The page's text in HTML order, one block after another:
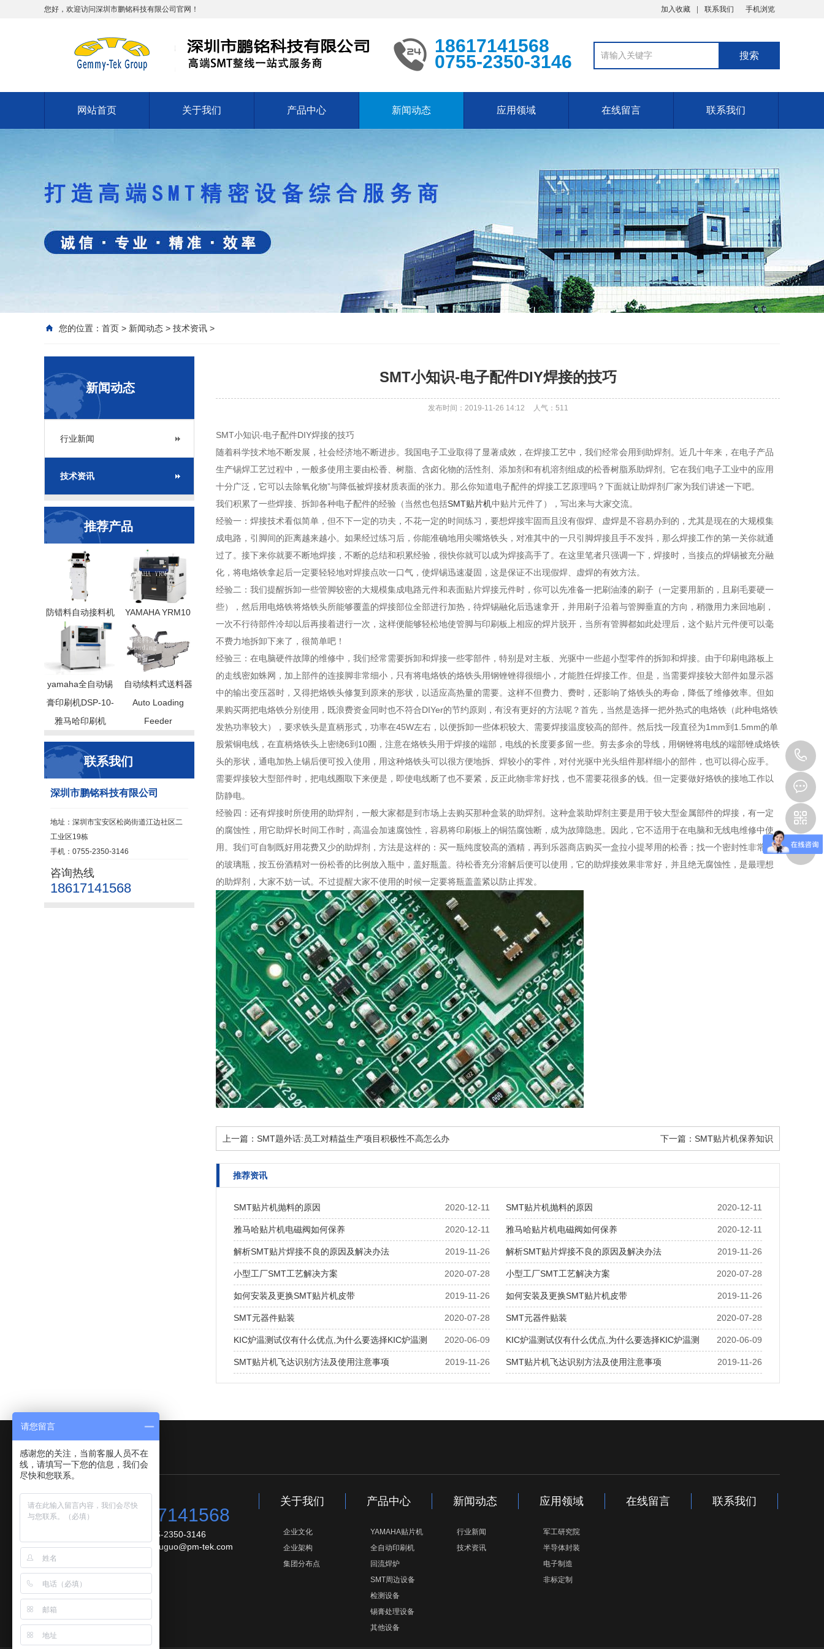
您好，欢迎访问深圳市鹏铭科技有限公司官网！ 加入收藏 联系我们 手机浏览
18617141568
0755-2350-3146
网站首页 关于我们 产品中心 新闻动态 应用领域 在线留言 联系我们
您的位置： 首页 > 新闻动态 > 技术资讯 >
新闻动态
行业新闻
技术资讯
推荐产品
防错料自动接料机 YAMAHA YRM10
yamaha全自动锡
膏印刷机DSP-10-
雅马哈印刷机
自动续料式送料器
Auto Loading
Feeder
联系我们
深圳市鹏铭科技有限公司
地址：深圳市宝安区松岗街道江边社区二
工业区19栋
手机：0755-2350-3146
咨询热线
18617141568
SMT小知识-电子配件DIY焊接的技巧
发布时间：2019-11-26 14:12 人气： 511
SMT小知识-电子配件DIY焊接的技巧
随着科学技术地不断发展，社会经济地不断进步。我国电子工业取得了显著成效，在焊接工艺中，我们经常会用到助焊剂。近几十年来，在电子产品
生产锡焊工艺过程中，一般多使用主要由松香、树脂、含卤化物的活性剂、添加剂和有机溶剂组成的松香树脂系助焊剂。它在我们电子工业中的应用
十分广泛，它可以去除氧化物”与降低被焊接材质表面的张力。那么你知道电子配件的焊接工艺原理吗？下面就让助焊剂厂家为我们讲述一下吧。
我们积累了一些焊接、拆卸各种电子配件的经验（当然也包括SMT贴片机中贴片元件了），写出来与大家交流。
经验一：焊接技术看似简单，但不下一定的功夫，不花一定的时间练习，要想焊接牢固而且没有假焊、虚焊是不容易办到的，尤其是现在的大规模集
成电路，引脚间的距离越来越小。如果经过练习后，你能准确地用尖嘴烙铁头，对准其中的一只引脚焊接且手不发抖，那么焊接工作的第一关你就通
过了。接下来你就要不断地焊接，不断的总结和积累经验，很快你就可以成为焊接高手了。在这里笔者只强调一下，焊接时，当接点的焊锡被充分融
化，将电烙铁拿起后一定要轻轻地对焊接点吹一口气，使焊锡迅速凝固，这是保证不出现假焊、虚焊的有效方法。
经验二：我们提醒拆卸一些管脚较密的大规模集成电路元件和表面贴片焊接元件时，你可以先准备一把刷油漆的刷子（一定要用新的，且刷毛要硬一
些），然后用电烙铁将烙铁头所能够覆盖的焊接部位全部进行加热，待焊锡融化后迅速拿开，并用刷子沿着与管脚垂直的方向，稍微用力来回地刷，
一次不行待部件冷却以后再接着进行一次，这样便能够轻松地使管脚与印刷板上相应的焊片脱开，当所有管脚都如此处理后，这个贴片元件便可以毫
不费力地拆卸下来了，很简单吧！
经验三：在电脑硬件故障的维修中，我们经常需要拆卸和焊接一些零部件，特别是对主板、光驱中一些超小型零件的拆卸和焊接。由于印刷电路板上
的走线密如蛛网，加上部件的连接脚非常细小，只有将电烙铁的烙铁头用钢锉锉得很细小，才能胜任焊接工作。但是，当需要焊接较大部件如显示器
中的输出变压器时，又得把烙铁头修复到原来的形状，以适应高热量的需要。这样不但费力、费时，还影响了烙铁头的寿命，降低了维修效率。但如
果购买两把电烙铁分别使用，既浪费资金同时也不符合DIYer的节约原则，有没有更好的方法呢？首先，当然是选择一把外热式的电烙铁（此种电烙铁
发热功率较大），要求铁头是直柄形式，功率在45W左右，以便拆卸一些体积较大、需要焊接温度较高的部件。然后找一段直径为1mm到1.5mm的单
股紫铜电线，在直柄烙铁头上密绕6到10圈，注意在烙铁头用于焊接的端部，电线的长度要多留一些。剪去多余的导线，用钢锉将电线的端部锉成烙铁
头的形状，通电加热上锡后便可投入使用，用这种烙铁头可以很方便地拆、焊较小的零件，对付光驱中光头组件那样细小的部件，也可以得心应手。
需要焊接较大型部件时，把电线圈取下来便是，即使电线断了也不要紧，反正此物非常好找，也不需要花很多的钱。但一定要做好烙铁的接地工作以
防静电。
经验四：还有焊接时所使用的助焊剂，一般大家都是到市场上去购买那种盒装的助焊剂。这种盒装助焊剂主要是用于较大型金属部件的焊接，有一定
的腐蚀性，用它助焊长时间工作时，高温会加速腐蚀性，容易将印刷板上的铜箔腐蚀断，成为故障隐患。因此，它不适用于在电脑和无线电维修中使
用。我们可自制既好用花费又少的助焊剂，方法是这样的：买一瓶纯度较高的酒精，再到乐器商店购买一盒拉小提琴用的松香；找一个密封性非常好
的玻璃瓶，按五份酒精对一份松香的比例放入瓶中，盖好瓶盖。待松香充分溶解后便可以使用，它的助焊接效果非常好，并且绝无腐蚀性，是最理想
的助焊剂，大家不妨一试。不过提醒大家不使用的时候一定要将瓶盖盖紧以防止挥发。
上一篇： SMT题外话:员工对精益生产项目积极性不高怎么办 下一篇： SMT贴片机保养知识
推荐资讯
2020-12-11
SMT贴片机抛料的原因 2020-12-11
SMT贴片机抛料的原因
2020-12-11
雅马哈贴片机电磁阀如何保养 2020-12-11
雅马哈贴片机电磁阀如何保养
2019-11-26
解析SMT贴片焊接不良的原因及解决办法 2019-11-26
解析SMT贴片焊接不良的原因及解决办法
2020-07-28
小型工厂SMT工艺解决方案 2020-07-28
小型工厂SMT工艺解决方案
2019-11-26
如何安装及更换SMT贴片机皮带 2019-11-26
如何安装及更换SMT贴片机皮带
2020-07-28
SMT元器件贴装 2020-07-28
SMT元器件贴装
2020-06-09
KIC炉温测试仪有什么优点,为什么要选择KIC炉温测 2020-06-09
KIC炉温测试仪有什么优点,为什么要选择KIC炉温测
2019-11-26
SMT贴片机飞达识别方法及使用注意事项 2019-11-26
SMT贴片机飞达识别方法及使用注意事项
友情链接：
咨询热线:
18617141568
手机：0755-2350-3146
邮 箱：youguo@pm-tek.com
关于我们
企业文化
企业架构
集团分布点
产品中心
YAMAHA贴片机
全自动印刷机
回流焊炉
SMT周边设备
检测设备
锡膏处理设备
其他设备
新闻动态
行业新闻
技术资讯
应用领域
军工研究院
半导体封装
电子制造
非标定制
在线留言 联系我们
请您留言
感谢您的关注，当前客服人员不在
线，请填写一下您的信息，我们会
尽快和您联系。